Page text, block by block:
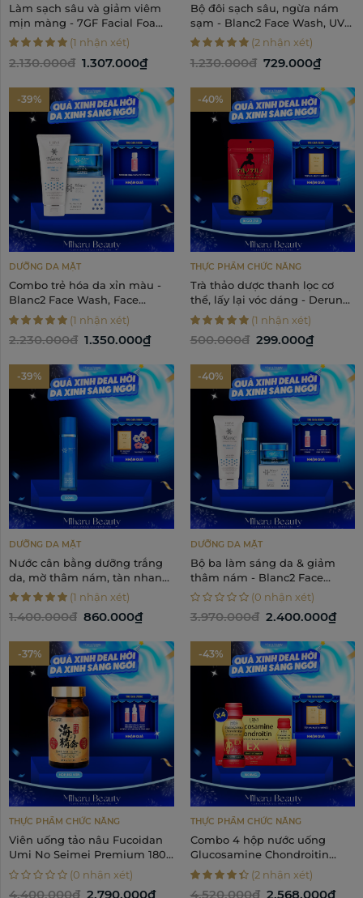
Làm sạch sâu và giảm viêm
mịn màng - 7GF Facial Foam,
Clay Pack
(1 nhận xét)
2.130.000đ 1.307.000₫
Bộ đôi sạch sâu, ngừa nám
sạm - Blanc2 Face Wash, UV
Care
(2 nhận xét)
1.230.000đ 729.000₫
-39%
DƯỠNG DA MẶT
Combo trẻ hóa da xỉn màu -
Blanc2 Face Wash, Face
Cream
(1 nhận xét)
2.230.000đ 1.350.000₫
-40%
THỰC PHẨM CHỨC NĂNG
Trà thảo dược thanh lọc cơ
thể, lấy lại vóc dáng - Deruno
Deruno Aishodo(1 nhận xét)
500.000đ 299.000₫
-39%
DƯỠNG DA MẶT
Nước cân bằng dưỡng trắng
da, mờ thâm nám, tàn nhang
- Blanc2 Medicated
Whitening Face Lotion 130ml
(1 nhận xét)
1.400.000đ 860.000₫
-40%
DƯỠNG DA MẶT
Bộ ba làm sáng da & giảm
thâm nám - Blanc2 Face
Wash, Essence, Cream
(0 nhận xét)
3.970.000đ 2.400.000₫
-37%
THỰC PHẨM CHỨC NĂNG
Viên uống tảo nâu Fucoidan
Umi No Seimei Premium 180
viên
(0 nhận xét)
4.400.000đ 2.790.000₫
-43%
THỰC PHẨM CHỨC NĂNG
Combo 4 hộp nước uống
Glucosamine Chondroitin
1600mg
(2 nhận xét)
4.520.000đ 2.568.000₫